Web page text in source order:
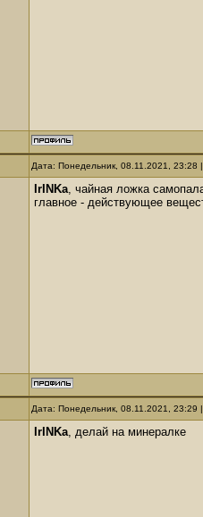
Дата: Понедельник, 08.11.2021,
IrINKa, чайная ложка
главное - действующее
Дата: Понедельник, 08.11.2021,
IrINKa, делай на минералке